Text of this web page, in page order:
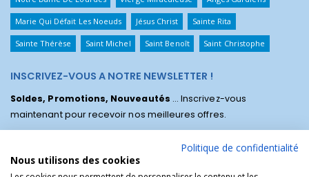
Marie Qui Défait Les Noeuds Jésus Christ Sainte Rita
Sainte Thérèse Saint Michel Saint Benoît Saint Christophe
INSCRIVEZ-VOUS A NOTRE NEWSLETTER !
Soldes, Promotions, Nouveautés ... Inscrivez-vous
maintenant pour recevoir nos meilleures offres.
Politique de confidentialité
Nous utilisons des cookies